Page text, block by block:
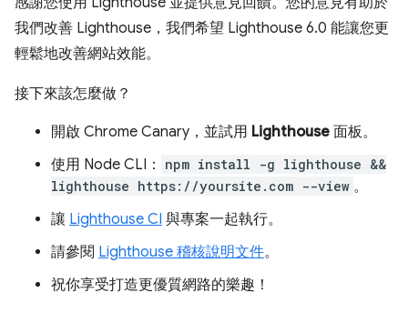
我們改善 Lighthouse，我們希望 Lighthouse 6.0 能讓您更
輕鬆地改善網站效能。
接下來該怎麼做？
開啟 Chrome Canary，並試用 Lighthouse 面板。
使用 Node CLI：
npm install -g lighthouse &&
lighthouse https://yoursite.com --view 。
讓 Lighthouse CI 與專案一起執行。
請參閱 Lighthouse 稽核說明文件。
祝你享受打造更優質網路的樂趣！